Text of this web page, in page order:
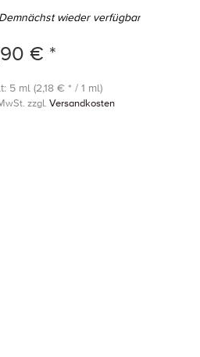
Demnächst wieder verfügbar
€ *
5 ml (2,18 € * / 1 ml)
zzgl. Versandkosten